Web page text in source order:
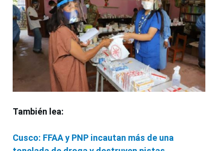
También lea:
Cusco: FFAA y PNP incautan más de una